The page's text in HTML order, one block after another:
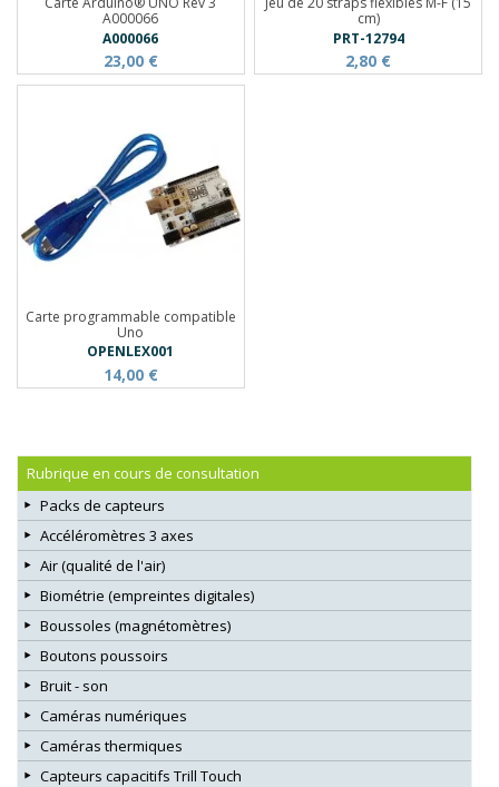
A000066
A000066
23,00 €
cm)
PRT-12794
2,80 €
Carte programmable compatible
Uno
OPENLEX001
14,00 €
Rubrique en cours de consultation
Packs de capteurs
Accéléromètres 3 axes
Air (qualité de l'air)
Biométrie (empreintes digitales)
Boussoles (magnétomètres)
Boutons poussoirs
Bruit - son
Caméras numériques
Caméras thermiques
Capteurs capacitifs Trill Touch